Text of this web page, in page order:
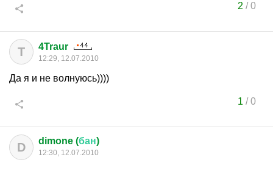
2 /0
T 4Traur
12:29, 12.07.2010
Да я и не волнуюсь))))
1 /0
D dimone (бан)
12:30, 12.07.2010